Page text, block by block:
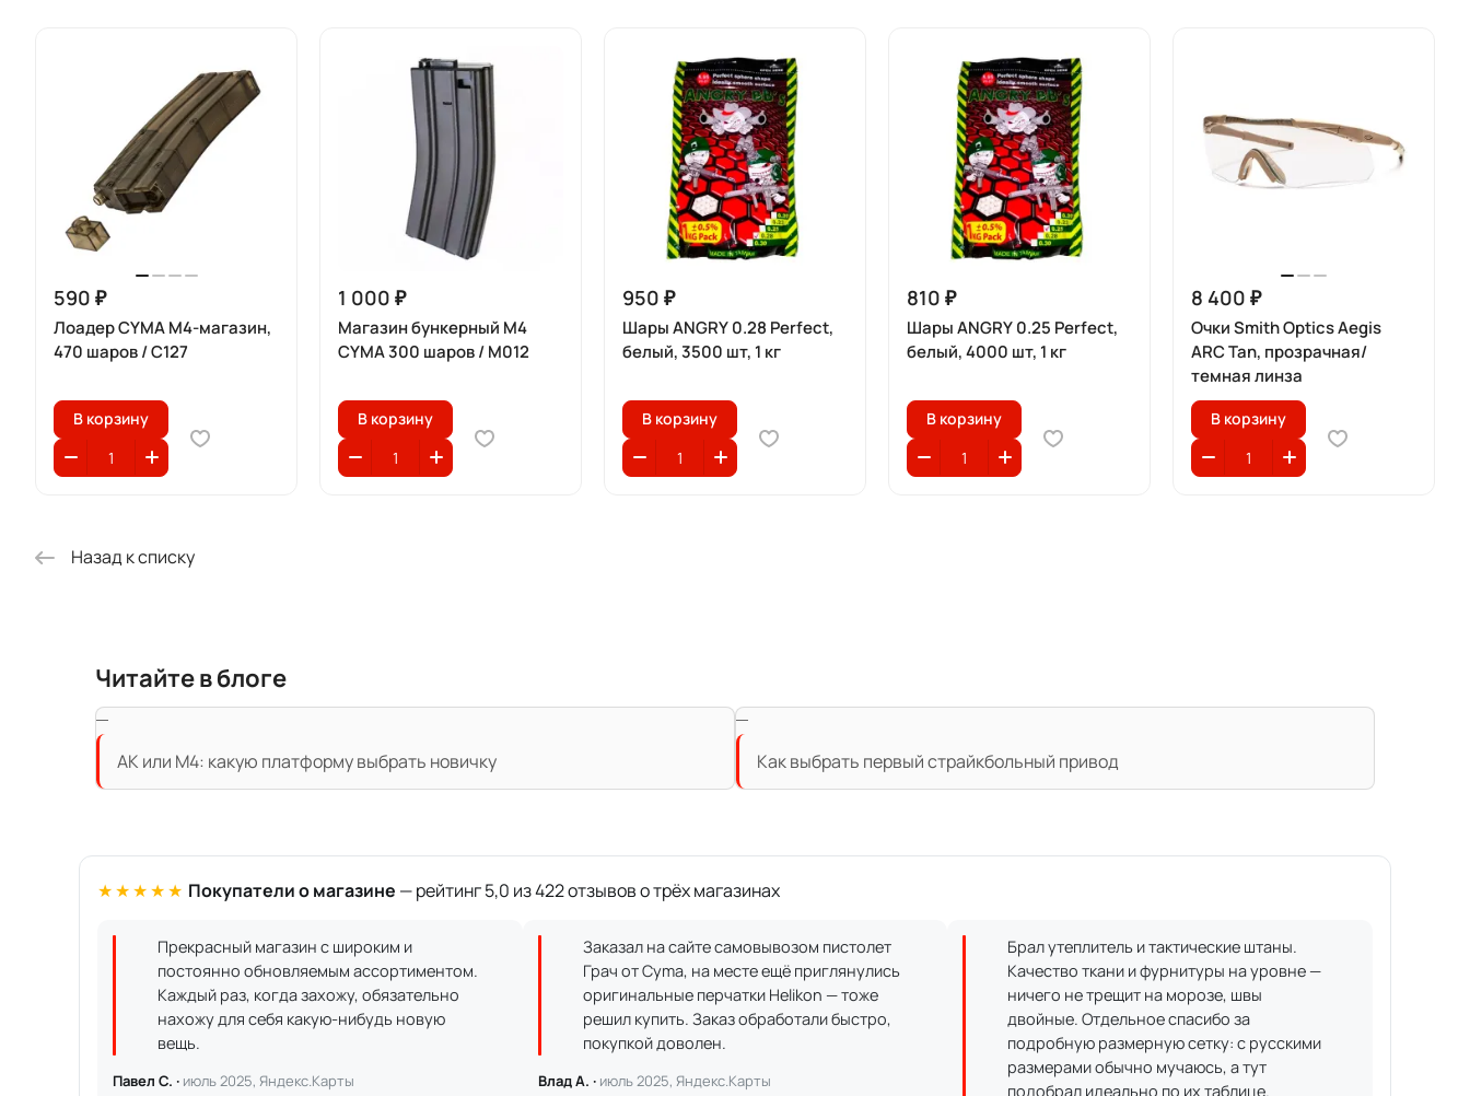
590 ₽
Лоадер CYMA M4-магазин,
470 шаров / C127
В корзину
1 000 ₽
Магазин бункерный M4
CYMA 300 шаров / М012
В корзину
950 ₽
Шары ANGRY 0.28 Perfect,
белый, 3500 шт, 1 кг
В корзину
810 ₽
Шары ANGRY 0.25 Perfect,
белый, 4000 шт, 1 кг
В корзину
8 400 ₽
Очки Smith Optics Aegis
ARC Tan, прозрачная/
темная линза
В корзину
Назад к списку
Читайте в блоге
АК или M4: какую платформу выбрать новичку Как выбрать первый страйкбольный привод
★★★★★ Покупатели о магазине — рейтинг 5,0 из 422 отзывов о трёх магазинах
Прекрасный магазин с широким и
постоянно обновляемым ассортиментом.
Каждый раз, когда захожу, обязательно
нахожу для себя какую-нибудь новую
вещь.
Павел С. · июль 2025, Яндекс.Карты
Заказал на сайте самовывозом пистолет
Грач от Cyma, на месте ещё приглянулись
оригинальные перчатки Helikon — тоже
решил купить. Заказ обработали быстро,
покупкой доволен.
Влад А. · июль 2025, Яндекс.Карты
Брал утеплитель и тактические штаны.
Качество ткани и фурнитуры на уровне —
ничего не трещит на морозе, швы
двойные. Отдельное спасибо за
подробную размерную сетку: с русскими
размерами обычно мучаюсь, а тут
подобрал идеально по их таблице.